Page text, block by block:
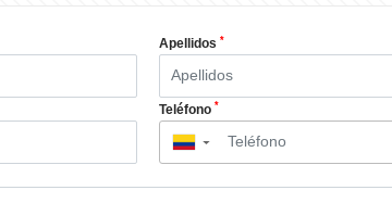
Apellidos *
Teléfono *
▼